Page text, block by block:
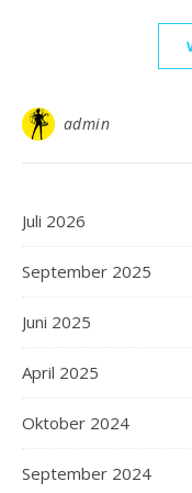
admin
Juli 2026
September 2025
Juni 2025
April 2025
Oktober 2024
September 2024